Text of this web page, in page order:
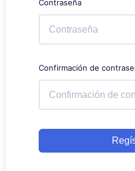
Contraseña
Confirmación de